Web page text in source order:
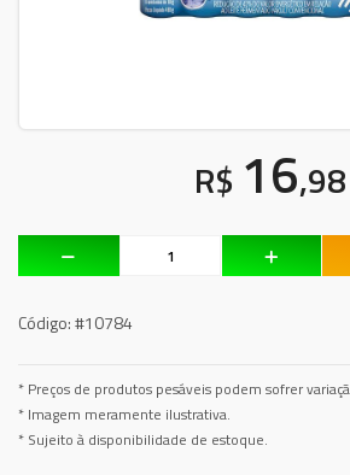
R$ 16,98
Código:#10784
* Preços de produtos pesáveis podem sofrer
* Imagem meramente ilustrativa.
* Sujeito à disponibilidade de estoque.